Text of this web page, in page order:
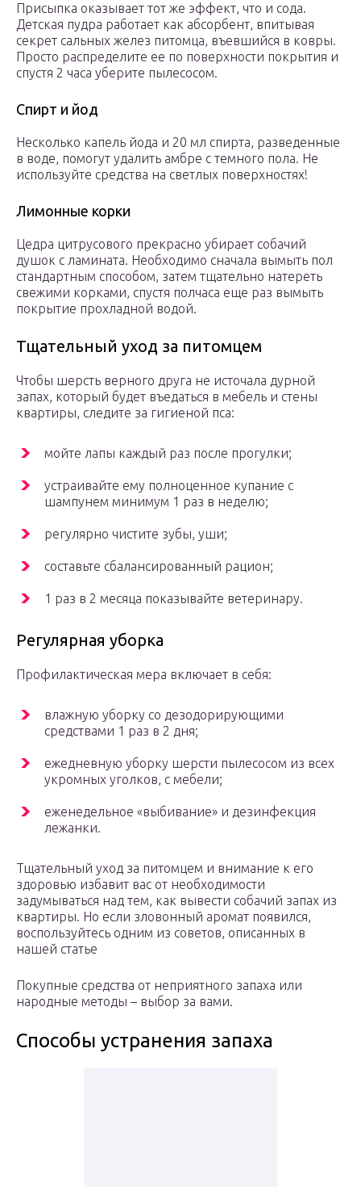
Присыпка оказывает тот же эффект, что и сода.
Детская пудра работает как абсорбент, впитывая
секрет сальных желез питомца, въевшийся в ковры.
Просто распределите ее по поверхности покрытия и
спустя 2 часа уберите пылесосом.
Спирт и йод
Несколько капель йода и 20 мл спирта, разведенные
в воде, помогут удалить амбре с темного пола. Не
используйте средства на светлых поверхностях!
Лимонные корки
Цедра цитрусового прекрасно убирает собачий
душок с ламината. Необходимо сначала вымыть пол
стандартным способом, затем тщательно натереть
свежими корками, спустя полчаса еще раз вымыть
покрытие прохладной водой.
Тщательный уход за питомцем
Чтобы шерсть верного друга не источала дурной
запах, который будет въедаться в мебель и стены
квартиры, следите за гигиеной пса:
мойте лапы каждый раз после прогулки;
устраивайте ему полноценное купание с
шампунем минимум 1 раз в неделю;
регулярно чистите зубы, уши;
составьте сбалансированный рацион;
1 раз в 2 месяца показывайте ветеринару.
Регулярная уборка
Профилактическая мера включает в себя:
влажную уборку со дезодорирующими
средствами 1 раз в 2 дня;
ежедневную уборку шерсти пылесосом из всех
укромных уголков, с мебели;
еженедельное «выбивание» и дезинфекция
лежанки.
Тщательный уход за питомцем и внимание к его
здоровью избавит вас от необходимости
задумываться над тем, как вывести собачий запах из
квартиры. Но если зловонный аромат появился,
воспользуйтесь одним из советов, описанных в
нашей статье
Покупные средства от неприятного запаха или
народные методы – выбор за вами.
Способы устранения запаха